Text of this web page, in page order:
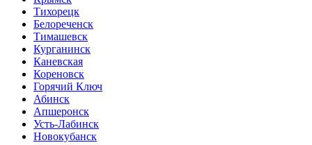
Тихорецк
Белореченск
Тимашевск
Курганинск
Каневская
Кореновск
Горячий Ключ
Абинск
Апшеронск
Усть-Лабинск
Новокубанск